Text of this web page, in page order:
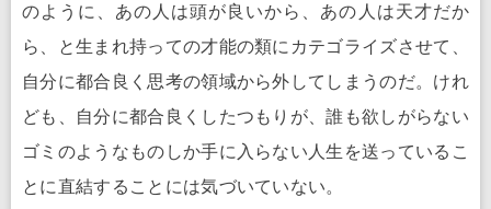
のように、あの人は頭が良いから、あの人は天才だか
ら、と生まれ持っての才能の類にカテゴライズさせて、
自分に都合良く思考の領域から外してしまうのだ。けれ
ども、自分に都合良くしたつもりが、誰も欲しがらない
ゴミのようなものしか手に入らない人生を送っているこ
とに直結することには気づいていない。